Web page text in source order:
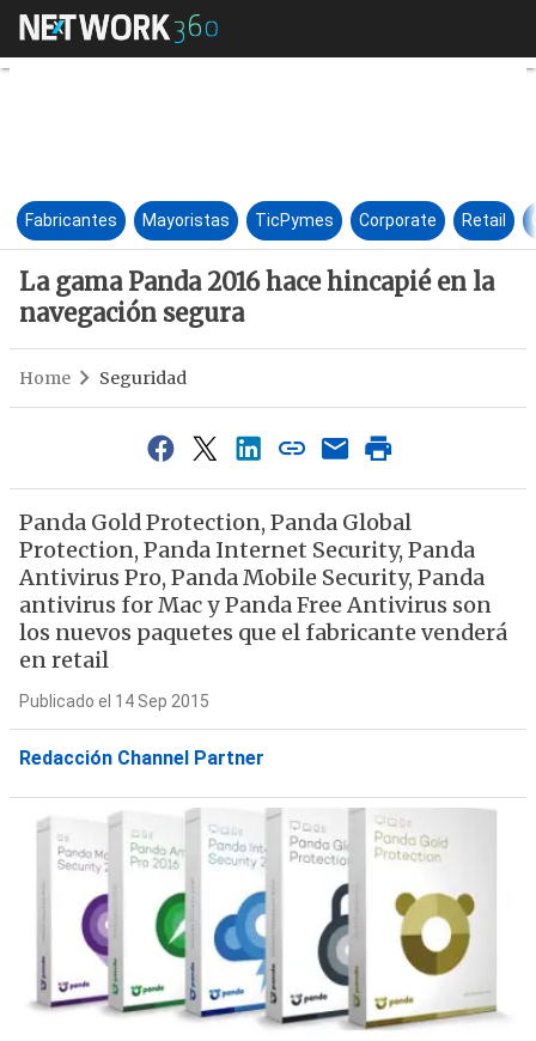
La gama Panda 2016 hace
Fabricantes Mayoristas TicPymes Corporate Retail
La gama Panda 2016 hace hincapié en la
navegación segura
Home Seguridad
Panda Gold Protection, Panda Global
Protection, Panda Internet Security, Panda
Antivirus Pro, Panda Mobile Security, Panda
antivirus for Mac y Panda Free Antivirus son
los nuevos paquetes que el fabricante venderá
en retail
Publicado el 14 Sep 2015
Redacción Channel Partner